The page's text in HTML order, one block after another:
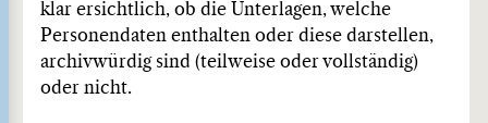
klar ersichtlich, ob die Unterlagen, welche
Personendaten enthalten oder diese darstellen,
archivwürdig sind (teilweise oder vollständig)
oder nicht.